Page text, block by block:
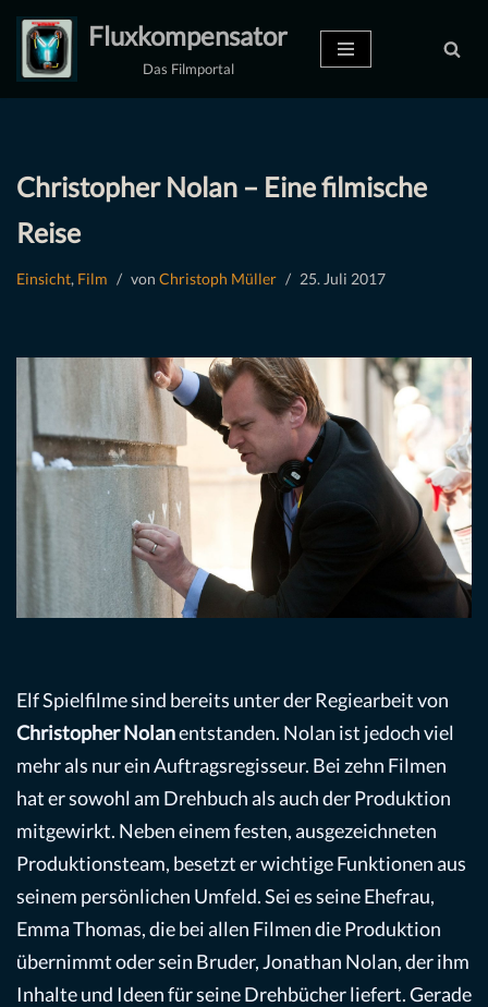
Zum
Inhalt
Fluxkompensator
Das Filmportal
Christopher Nolan – Eine filmische
Reise
Einsicht, Film von Christoph Müller 25. Juli 2017
Elf Spielfilme sind bereits unter der Regiearbeit von
Christopher Nolanentstanden. Nolan ist jedoch viel
mehr als nur ein Auftragsregisseur. Bei zehn Filmen
hat er sowohl am Drehbuch als auch der Produktion
mitgewirkt. Neben einem festen, ausgezeichneten
Produktionsteam, besetzt er wichtige Funktionen aus
seinem persönlichen Umfeld. Sei es seine Ehefrau,
Emma Thomas, die bei allen Filmen die Produktion
übernimmt oder sein Bruder, Jonathan Nolan, der ihm
Inhalte und Ideen für seine Drehbücher liefert. Gerade